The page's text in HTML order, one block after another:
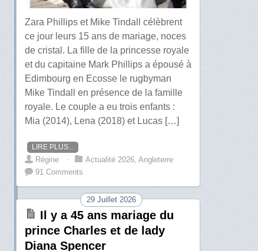
Zara Phillips et Mike Tindall célèbrent
ce jour leurs 15 ans de mariage, noces
de cristal. La fille de la princesse royale
et du capitaine Mark Phillips a épousé à
Edimbourg en Ecosse le rugbyman
Mike Tindall en présence de la famille
royale. Le couple a eu trois enfants :
Mia (2014), Lena (2018) et Lucas […]
LIRE PLUS...
Régine ⋅ Actualité 2026, Angleterre
91 Comments
29 Juillet 2026
Il y a 45 ans mariage du
prince Charles et de lady
Diana Spencer